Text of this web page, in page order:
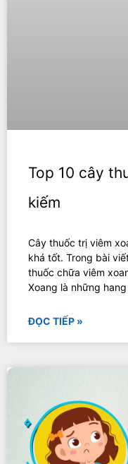
Top 10 cây
kiếm
Cây thuốc trị viêm
khá tốt. Trong bài
thuốc chữa viêm
Xoang là những
ĐỌC TIẾP »